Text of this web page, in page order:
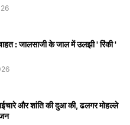
: जालसाजी के जाल में उलझी ' रिंकी '
और शांति की दुआ की, ढलगर मोहल्ले